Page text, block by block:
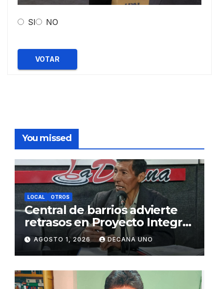
SI NO
VOTAR
You missed
LOCAL OTROS
Central de barrios advierte
retrasos en Proyecto Integral
de Agua y Alcantarillado para
Juliaca
AGOSTO 1, 2026 DECANA UNO